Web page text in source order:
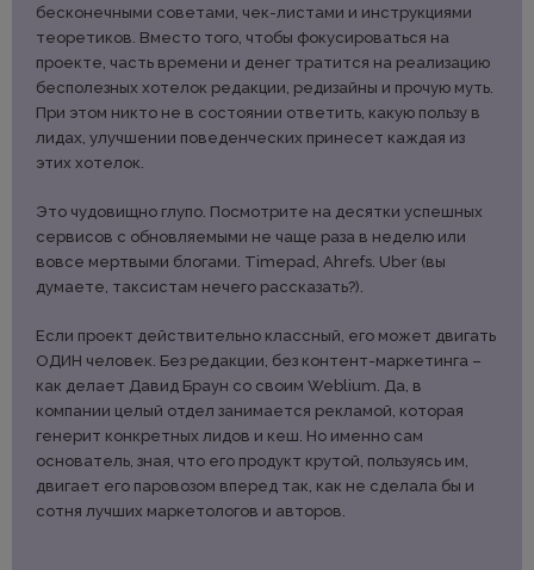
бесконечными советами, чек-листами и инструкциями
теоретиков. Вместо того, чтобы фокусироваться на
проекте, часть времени и денег тратится на реализацию
бесполезных хотелок редакции, редизайны и прочую муть.
При этом никто не в состоянии ответить, какую пользу в
лидах, улучшении поведенческих принесет каждая из
этих хотелок.
Это чудовищно глупо. Посмотрите на десятки успешных
сервисов с обновляемыми не чаще раза в неделю или
вовсе мертвыми блогами. Timepad, Ahrefs. Uber (вы
думаете, таксистам нечего рассказать?).
Если проект действительно классный, его может двигать
ОДИН человек. Без редакции, без контент-маркетинга –
как делает Давид Браун со своим Weblium. Да, в
компании целый отдел занимается рекламой, которая
генерит конкретных лидов и кеш. Но именно сам
основатель, зная, что его продукт крутой, пользуясь им,
двигает его паровозом вперед так, как не сделала бы и
сотня лучших маркетологов и авторов.